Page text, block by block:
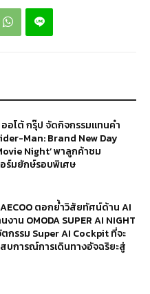
ออโต้ กรุ๊ป จัดกิจกรรมแทนคำ
Man: Brand New Day
Night’ พาลูกค้าชม
ร์มยักษ์รอบพิเศษ
ตอกย้ำวิสัยทัศน์ด้าน AI
าน OMODA SUPER AI NIGHT
กรรม Super AI Cockpit ที่จะ
บการณ์การเดินทางอัจฉริยะสู่